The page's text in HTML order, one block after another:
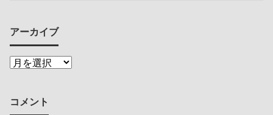
アーカイブ
コメント